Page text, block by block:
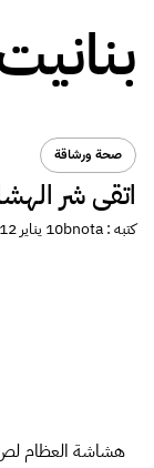
صحة ورشاقة
اتقى شر
كتبه :bnota10 يناير 2012
هشاشة العظام